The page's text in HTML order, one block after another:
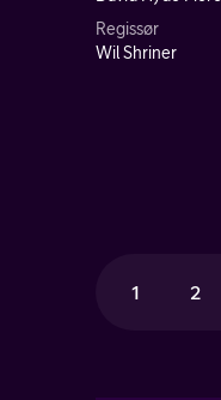
Regissør
Wil Shriner
1 2